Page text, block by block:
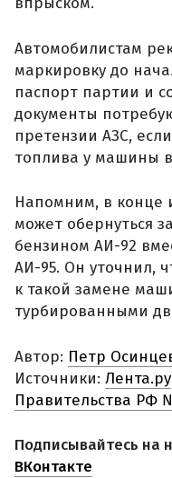
Автомобилистам
маркировку до
паспорт партии и
документы
претензии АЗС,
топлива у машины
Напомним, в конце
может обернуться
бензином АИ-92
АИ-95. Он уточнил,
к такой замене
турбированными
Автор: Петр
Источники: Лента.ру
Правительства РФ
Подписывайтесь на
ВКонтакте